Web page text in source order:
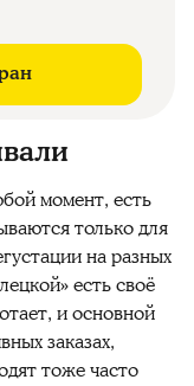
момент, есть
только для
на разных
есть своё
и основной
заказах,
тоже часто